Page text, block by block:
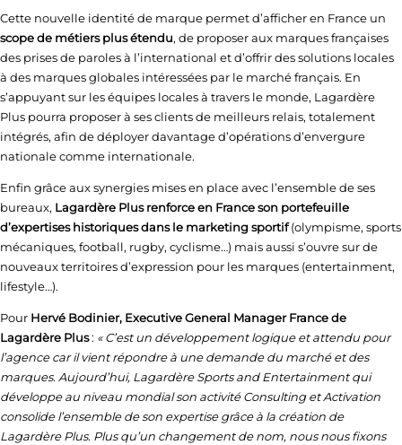
Cette nouvelle identité de marque permet d’afficher en France un
scope de métiers plus étendu, de proposer aux marques françaises
des prises de paroles à l’international et d’offrir des solutions locales
à des marques globales intéressées par le marché français. En
s’appuyant sur les équipes locales à travers le monde, Lagardère
Plus pourra proposer à ses clients de meilleurs relais, totalement
intégrés, afin de déployer davantage d’opérations d’envergure
nationale comme internationale.
Enfin grâce aux synergies mises en place avec l’ensemble de ses
bureaux, Lagardère Plus renforce en France son portefeuille
d’expertises historiques dans le marketing sportif(olympisme, sports
mécaniques, football, rugby, cyclisme…) mais aussi s’ouvre sur de
nouveaux territoires d’expression pour les marques (entertainment,
lifestyle…).
Pour Hervé Bodinier, Executive General Manager France de
Lagardère Plus: « C’est un développement logique et attendu pour
l’agence car il vient répondre à une demande du marché et des
marques. Aujourd’hui, Lagardère Sports and Entertainment qui
développe au niveau mondial son activité Consulting et Activation
consolide l’ensemble de son expertise grâce à la création de
Lagardère Plus. Plus qu’un changement de nom, nous nous fixons